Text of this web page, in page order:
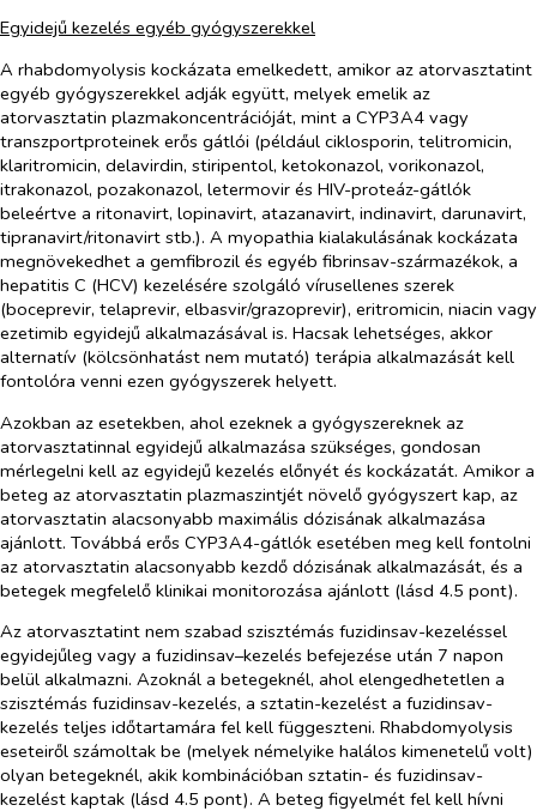
Egyidejű kezelés egyéb gyógyszerekkel
A rhabdomyolysis kockázata emelkedett, amikor az atorvasztatint
egyéb gyógyszerekkel adják együtt, melyek emelik az
atorvasztatin plazmakoncentrációját, mint a CYP3A4 vagy
transzportproteinek erős gátlói (például ciklosporin, telitromicin,
klaritromicin, delavirdin, stiripentol, ketokonazol, vorikonazol,
itrakonazol, pozakonazol, letermovir és HIV-proteáz-gátlók
beleértve a ritonavirt, lopinavirt, atazanavirt, indinavirt, darunavirt,
tipranavirt/ritonavirt stb.). A myopathia kialakulásának kockázata
megnövekedhet a gemfibrozil és egyéb fibrinsav-származékok, a
hepatitis C (HCV) kezelésére szolgáló vírusellenes szerek
(boceprevir, telaprevir, elbasvir/grazoprevir), eritromicin, niacin vagy
ezetimib egyidejű alkalmazásával is. Hacsak lehetséges, akkor
alternatív (kölcsönhatást nem mutató) terápia alkalmazását kell
fontolóra venni ezen gyógyszerek helyett.
Azokban az esetekben, ahol ezeknek a gyógyszereknek az
atorvasztatinnal egyidejű alkalmazása szükséges, gondosan
mérlegelni kell az egyidejű kezelés előnyét és kockázatát. Amikor a
beteg az atorvasztatin plazmaszintjét növelő gyógyszert kap, az
atorvasztatin alacsonyabb maximális dózisának alkalmazása
ajánlott. Továbbá erős CYP3A4-gátlók esetében meg kell fontolni
az atorvasztatin alacsonyabb kezdő dózisának alkalmazását, és a
betegek megfelelő klinikai monitorozása ajánlott (lásd 4.5 pont).
Az atorvasztatint nem szabad szisztémás fuzidinsav-kezeléssel
egyidejűleg vagy a fuzidinsav–kezelés befejezése után 7 napon
belül alkalmazni. Azoknál a betegeknél, ahol elengedhetetlen a
szisztémás fuzidinsav-kezelés, a sztatin-kezelést a fuzidinsav-
kezelés teljes időtartamára fel kell függeszteni. Rhabdomyolysis
eseteiről számoltak be (melyek némelyike halálos kimenetelű volt)
olyan betegeknél, akik kombinációban sztatin- és fuzidinsav-
kezelést kaptak (lásd 4.5 pont). A beteg figyelmét fel kell hívni